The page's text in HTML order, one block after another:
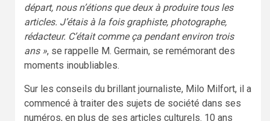
départ, nous n’étions que deux à produire tous les
articles. J’étais à la fois graphiste, photographe,
rédacteur. C’était comme ça pendant environ trois
ans », se rappelle M. Germain, se remémorant des
moments inoubliables.
Sur les conseils du brillant journaliste, Milo Milfort, il a
commencé à traiter des sujets de société dans ses
numéros, en plus de ses articles culturels. 10 ans